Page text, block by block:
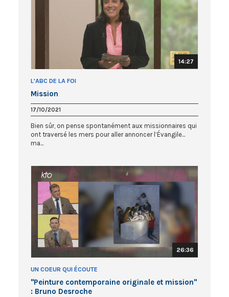
14:27
L'ABC DE LA FOI
Mission
17/10/2021
Bien sûr, on pense spontanément aux missionnaires qui
ont traversé les mers pour aller annoncer l’Évangile...
ma...
26:36
UN COEUR QUI ÉCOUTE
"Peinture contemporaine originale et mission"
: Bruno Desroche